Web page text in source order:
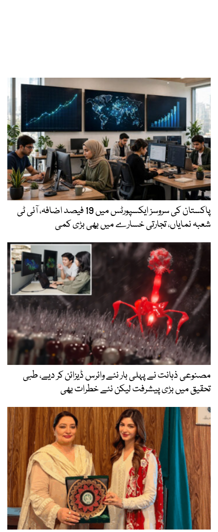
پاکستان کی سروسز ایکسپورٹس میں 19 فیصد اضافہ، آئی ٹی
شعبہ نمایاں، تجارتی خسارے میں بھی بڑی کمی
مصنوعی ذہانت نے پہلی بار نئے وائرس ڈیزائن کر دیے، طبی
تحقیق میں بڑی پیشرفت لیکن نئے خطرات بھی